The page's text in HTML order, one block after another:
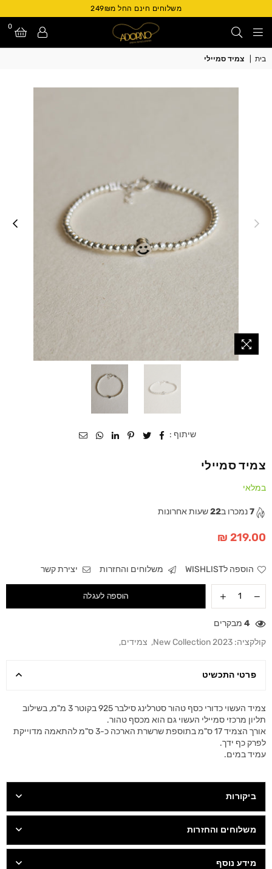
משלוחים חינם החל מ249₪
Adorno
0
בית צמיד סמיילי
שיתוף :
צמיד סמיילי
במלאי
7נמכרו ב22שעות אחרונות
מחיר
219.00 ₪
הוספה לWISHLIST משלוחים והחזרות יצירת קשר
הוספה לעגלה
4 מבקרים
קולקציה: New Collection 2023
, צמידים,
פרטי התכשיט
צמיד העשוי כדורי כסף טהור סטרלינג סילבר 925 בקוטר 3 מ"מ, בשילוב
תליון מרכזי סמיילי העשוי גם הוא מכסף טהור.
אורך הצמיד 17 ס"מ בתוספת שרשרת הארכה כ-3 ס"מ להתאמה מדוייקת
לפרק כף ידך.
עמיד במים.
ביקורות
משלוחים והחזרות
מידע נוסף